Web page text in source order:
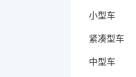
小型车
紧凑型车
中型车